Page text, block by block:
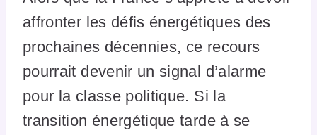
affronter les défis énergétiques des
prochaines décennies, ce recours
pourrait devenir un signal d’alarme
pour la classe politique. Si la
transition énergétique tarde à se